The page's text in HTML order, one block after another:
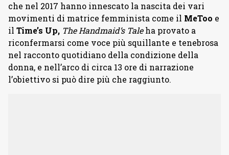
che nel 2017 hanno innescato la nascita dei vari
movimenti di matrice femminista come il MeToo e
il Time’s Up, The Handmaid’s Taleha provato a
riconfermarsi come voce più squillante e tenebrosa
nel racconto quotidiano della condizione della
donna, e nell’arco di circa 13 ore di narrazione
l’obiettivo si può dire più che raggiunto.